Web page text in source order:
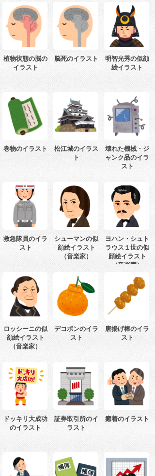
植物状態の脳の
イラスト
脳死のイラスト
明智光秀の似顔
絵イラスト
巻物のイラスト
松江城のイラス
ト
壊れた機械・ジ
ャンク品のイラ
スト
救急隊員のイラ
スト
シューマンの似
顔絵イラスト
（音楽家）
ヨハン・シュト
ラウス１世の似
顔絵イラスト
（音楽家）
ロッシーニの似
顔絵イラスト
（音楽家）
デコポンのイラ
スト
唐揚げ棒のイラ
スト
ドッキリ大成功
のイラスト
証券取引所のイ
ラスト
癒着のイラスト